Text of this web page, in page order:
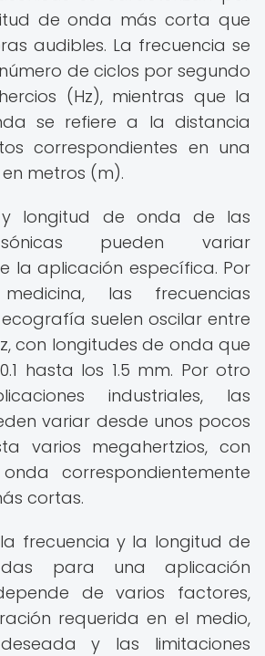
de onda más corta que
audibles. La frecuencia se
de ciclos por segundo
(Hz), mientras que la
se refiere a la distancia
correspondientes en una
metros (m).
y longitud de onda de las
pueden variar
la aplicación específica. Por
las frecuencias
suelen oscilar entre
con longitudes de onda que
hasta los 1.5 mm. Por otro
industriales, las
variar desde unos pocos
varios megahertzios, con
correspondientemente
cortas.
frecuencia y la longitud de
para una aplicación
de varios factores,
requerida en el medio,
y las limitaciones